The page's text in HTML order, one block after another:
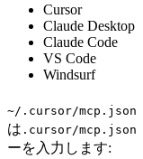
Cursor
Claude Desktop
Claude Code
VS Code
Windsurf
~/.cursor/mcp.json
は .cursor/mcp.json
ーを入力します: